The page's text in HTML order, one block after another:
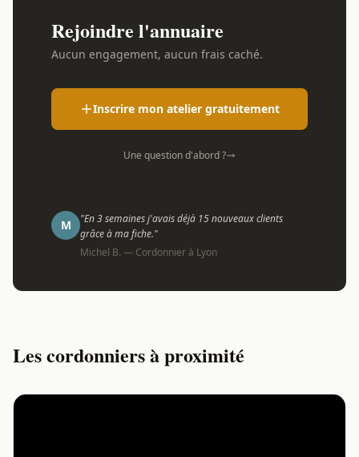
Rejoindre l'annuaire
Aucun engagement, aucun frais caché.
Inscrire mon atelier gratuitement
Une question d'abord ?
M
"En 3 semaines j'avais déjà 15 nouveaux clients
grâce à ma fiche."
Michel B. — Cordonnier à Lyon
Les cordonniers à proximité